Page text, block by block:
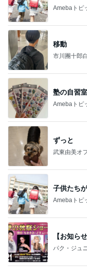
Amebaトピ
移動
市川團十郎
塾の自習
Amebaトピ
ずっと
武東由美オ
子供たち
Amebaトピ
【お知ら
パク・ジュ